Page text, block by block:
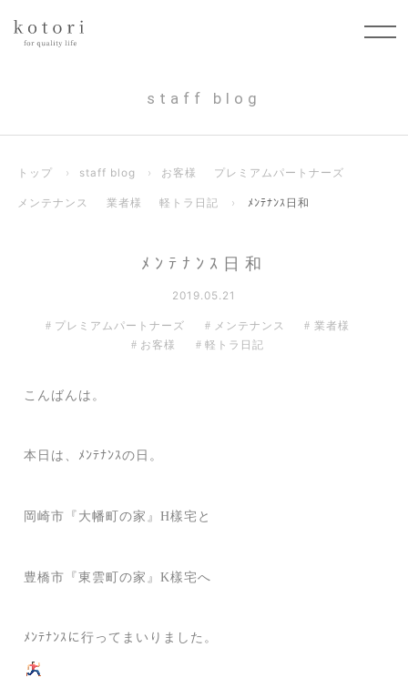
staff blog
トップ › staff blog › お客様 プレミアムパートナーズ
メンテナンス 業者様 軽トラ日記 › ﾒﾝﾃﾅﾝｽ日和
ﾒﾝﾃﾅﾝｽ日和
2019.05.21
プレミアムパートナーズ メンテナンス
業者様
お客様
軽トラ日記
こんばんは。
本日は、ﾒﾝﾃﾅﾝｽの日。
岡崎市『大幡町の家』H樣宅と
豊橋市『東雲町の家』K樣宅へ
ﾒﾝﾃﾅﾝｽに行ってまいりました。